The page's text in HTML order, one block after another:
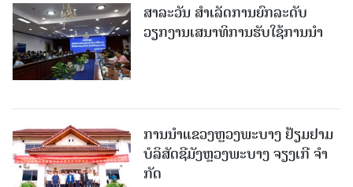
ສາລະວັນ ສໍາເລັດການຍົກລະດັບ
ວຽກງານເສນາທິການຮັບໃຊ້ການນໍາ
ການນຳແຂວງຫຼວງພະບາງ ຢ້ຽມ​ຢາມ
ບໍ​ລິ​ສັດຊີມັງຫຼວງພະບາງ ຈຽງເກີ ຈໍາ
ກັດ